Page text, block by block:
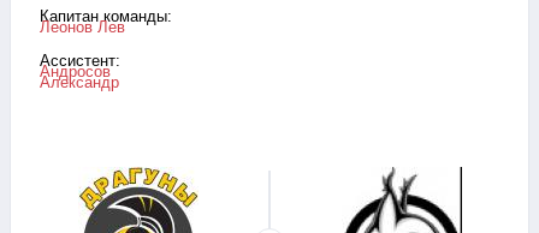
Капитан команды:
Леонов Лев
Ассистент:
Андросов
Александр